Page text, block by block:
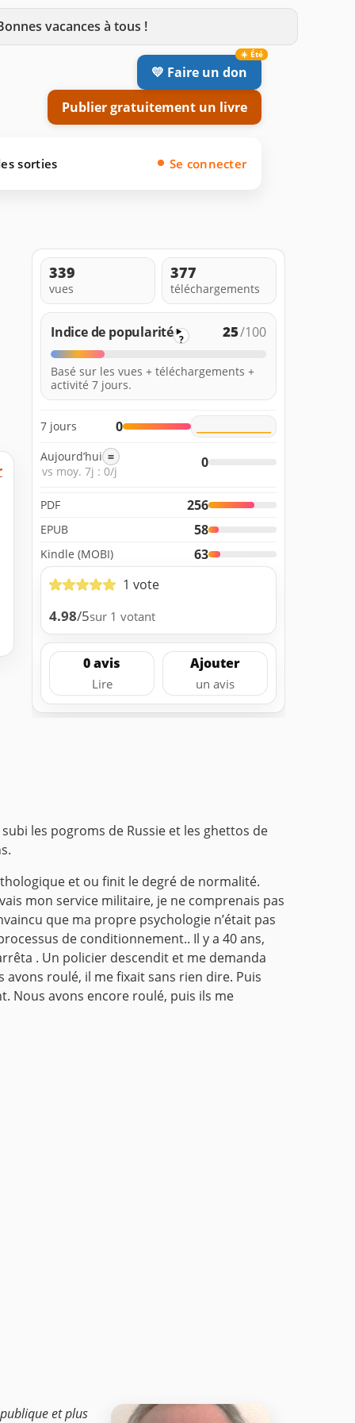
vacances à tous !
💛 Faire un don
Publier gratuitement un livre
sorties Se connecter
339
vues
377
téléchargements
Indice de popularité ? 25/100
Basé sur les vues + téléchargements +
activité 7 jours.
7 jours 0
Aujourd’hui =
vs moy. 7j : 0/j
0
PDF 256
EPUB 58
Kindle (MOBI)
63
1 vote
4.98/5sur 1 votant
0 avis
Lire
Ajouter
un avis
les pogroms de Russie et les ghettos de
et ou finit le degré de normalité.
mon service militaire, je ne comprenais pas
que ma propre psychologie n’était pas
de conditionnement.. Il y a 40 ans,
. Un policier descendit et me demanda
avons roulé, il me fixait sans rien dire. Puis
Nous avons encore roulé, puis ils me
et plus